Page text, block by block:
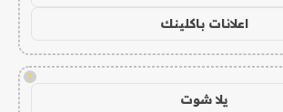
اعلانات باكلينك
!
يلا شوت